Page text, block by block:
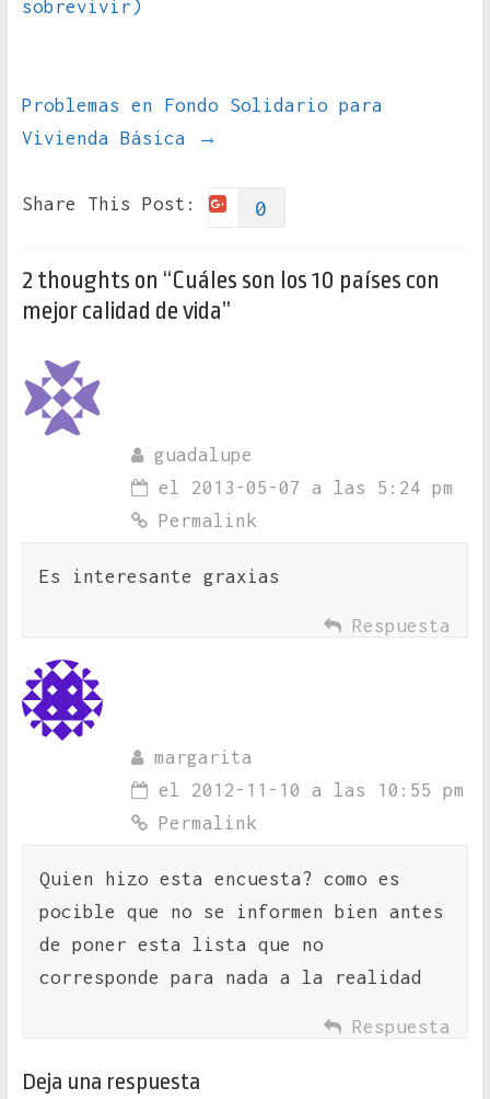
sobrevivir)
Problemas en Fondo Solidario para
Vivienda Básica
→
Share This Post: 0
2 thoughts on “Cuáles son los 10 países con
mejor calidad de vida”
guadalupe
el 2013-05-07 a las 5:24 pm
Permalink
Es interesante graxias
Respuesta
margarita
el 2012-11-10 a las 10:55 pm
Permalink
Quien hizo esta encuesta? como es
pocible que no se informen bien antes
de poner esta lista que no
corresponde para nada a la realidad
Respuesta
Deja una respuesta